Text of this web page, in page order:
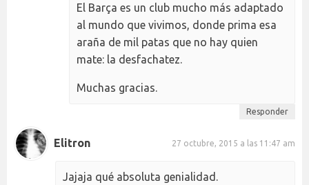
El Barça es un club mucho más adaptado
al mundo que vivimos, donde prima esa
araña de mil patas que no hay quien
mate: la desfachatez.
Muchas gracias.
Responder
Elitron 27 octubre, 2015 a las 11:47 am
Jajaja qué absoluta genialidad.